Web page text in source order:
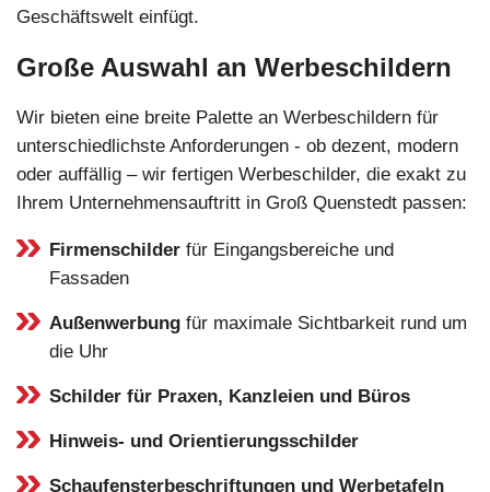
Geschäftswelt einfügt.
Große Auswahl an Werbeschildern
Wir bieten eine breite Palette an Werbeschildern für
unterschiedlichste Anforderungen - ob dezent, modern
oder auffällig – wir fertigen Werbeschilder, die exakt zu
Ihrem Unternehmensauftritt in Groß Quenstedt passen:
Firmenschilder für Eingangsbereiche und
Fassaden
Außenwerbung für maximale Sichtbarkeit rund um
die Uhr
Schilder für Praxen, Kanzleien und Büros
Hinweis- und Orientierungsschilder
Schaufensterbeschriftungen und Werbetafeln